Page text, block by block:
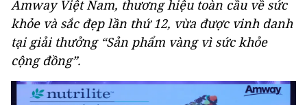
Amway Việt Nam, thương hiệu toàn cầu về sức
khỏe và sắc đẹp lần thứ 12, vừa được vinh danh
tại giải thưởng “Sản phẩm vàng vì sức khỏe
cộng đồng”.